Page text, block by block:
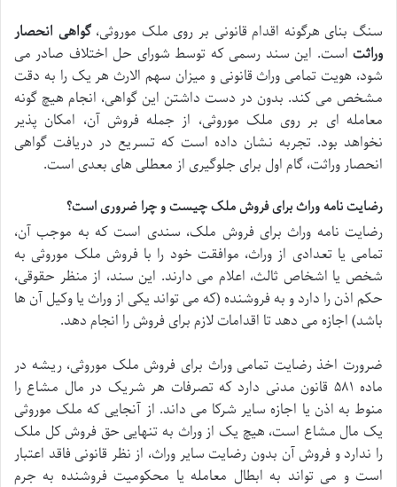
سنگ بنای هرگونه اقدام قانونی بر روی ملک موروثی،گواهی انحصار
وراثت است. این سند رسمی که توسط شورای حل اختلاف صادر می
شود، هویت تمامی وراث قانونی و میزان سهم الارث هر یک را به دقت
مشخص می کند. بدون در دست داشتن این گواهی، انجام هیچ گونه
معامله ای بر روی ملک موروثی، از جمله فروش آن، امکان پذیر
نخواهد بود. تجربه نشان داده است که تسریع در دریافت گواهی
انحصار وراثت، گام اول برای جلوگیری از معطلی های بعدی است.
رضایت نامه وراث برای فروش ملک چیست و چرا ضروری است؟
رضایت نامه وراث برای فروش ملک، سندی است که به موجب آن،
تمامی یا تعدادی از وراث، موافقت خود را با فروش ملک موروثی به
شخص یا اشخاص ثالث، اعلام می دارند. این سند، از منظر حقوقی،
حکم اذن را دارد و به فروشنده (که می تواند یکی از وراث یا وکیل آن ها
باشد) اجازه می دهد تا اقدامات لازم برای فروش را انجام دهد.
ضرورت اخذ رضایت تمامی وراث برای فروش ملک موروثی، ریشه در
ماده ۵۸۱ قانون مدنی دارد که تصرفات هر شریک در مال مشاع را
منوط به اذن یا اجازه سایر شرکا می داند. از آنجایی که ملک موروثی
یک مال مشاع است، هیچ یک از وراث به تنهایی حق فروش کل ملک
را ندارد و فروش آن بدون رضایت سایر وراث، از نظر قانونی فاقد اعتبار
است و می تواند به ابطال معامله یا محکومیت فروشنده به جرم